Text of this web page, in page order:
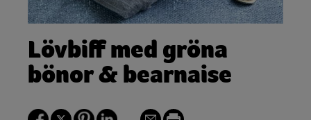
Lövbiff med gröna
bönor & bearnaise